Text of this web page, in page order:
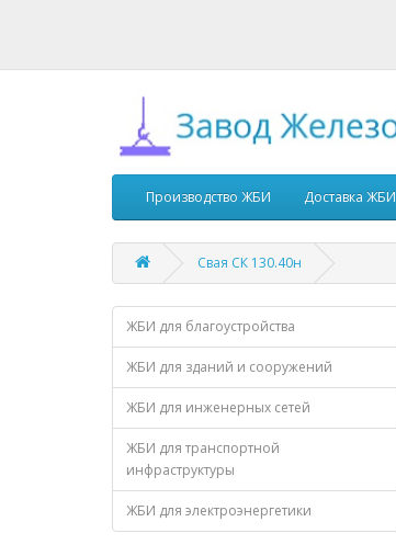
Производство ЖБИ Доставка ЖБИ
Свая СК 130.40н
ЖБИ для благоустройства
ЖБИ для зданий и сооружений
ЖБИ для инженерных сетей
ЖБИ для транспортной
инфраструктуры
ЖБИ для электроэнергетики